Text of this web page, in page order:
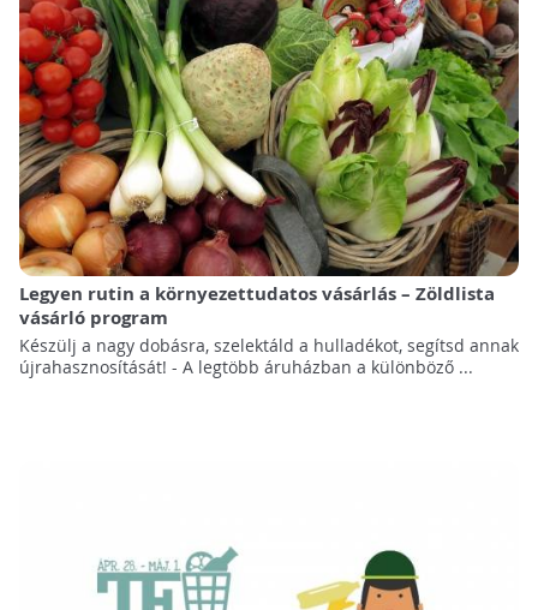
Legyen rutin a környezettudatos vásárlás – Zöldlista
vásárló program
Készülj a nagy dobásra, szelektáld a hulladékot, segítsd annak
újrahasznosítását! - A legtöbb áruházban a különböző ...